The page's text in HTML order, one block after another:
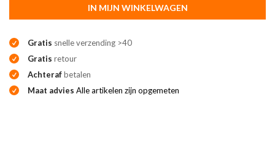
IN MIJN WINKELWAGEN
Gratis snelle verzending >40
Gratis retour
Achterafbetalen
Maat advies Alle artikelen zijn opgemeten